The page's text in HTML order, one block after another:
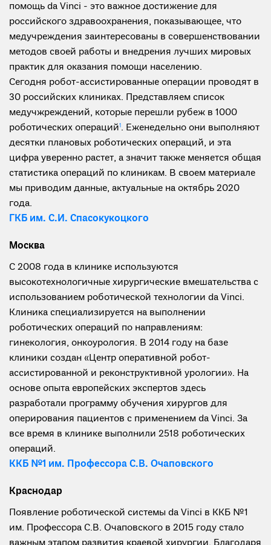
помощь da Vinci - это важное достижение для
российского здравоохранения, показывающее, что
медучреждения заинтересованы в совершенствовании
методов своей работы и внедрения лучших мировых
практик для оказания помощи населению.
Сегодня робот-ассистированные операции проводят в
30 российских клиниках. Представляем список
медучжреждений, которые перешли рубеж в 1000
роботических операций1. Еженедельно они выполняют
десятки плановых роботических операций, и эта
цифра уверенно растет, а значит также меняется общая
статистика операций по клиникам. В своем материале
мы приводим данные, актуальные на октябрь 2020
года.
ГКБ им. С.И. Спасокукоцкого
Москва
С 2008 года в клинике используются
высокотехнологичные хирургические вмешательства с
использованием роботической технологии da Vinci.
Клиника специализируется на выполнении
роботических операций по направлениям:
гинекология, онкоурология. В 2014 году на базе
клиники создан «Центр оперативной робот-
ассистированной и реконструктивной урологии». На
основе опыта европейских экспертов здесь
разработали программу обучения хирургов для
оперирования пациентов с применением da Vinci. За
все время в клинике выполнили 2518 роботических
операций.
ККБ №1 им. Профессора С.В. Очаповского
Краснодар
Появление роботической системы da Vinci в ККБ №1
им. Профессора С.В. Очаповского в 2015 году стало